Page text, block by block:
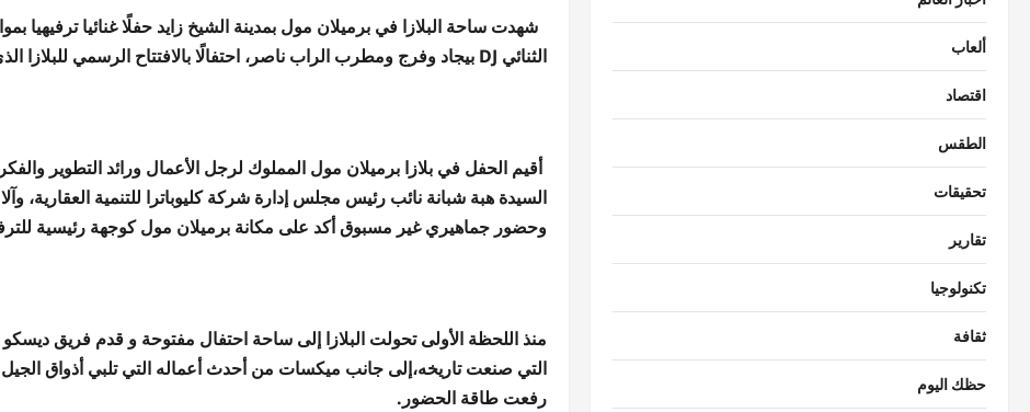
شهدت ساحة البلازا في برميلان مول بمدينة الشيخ زايد حفلًا غنائيا
الثنائي DJ بيجاد وفرج ومطرب الراب ناصر، احتفالًا بالافتتاح الرسمي للبلازا الذي يتوافق مع احتفالات عيد الأضحى المبارك.
أقيم الحفل في بلازا برميلان مول المملوك لرجل الأعمال ورائد التطوير
السيدة هبة شبانة نائب رئيس مجلس إدارة شركة كليوباترا للتنمية العقارية،
وحضور جماهيري غير مسبوق أكد على مكانة برميلان مول كوجهة رئيسية
رفعت طاقة الحضور.
ألعاب
اقتصاد
الطقس
تحقيقات
تقارير
تكنولوجيا
ثقافة
حظك اليوم